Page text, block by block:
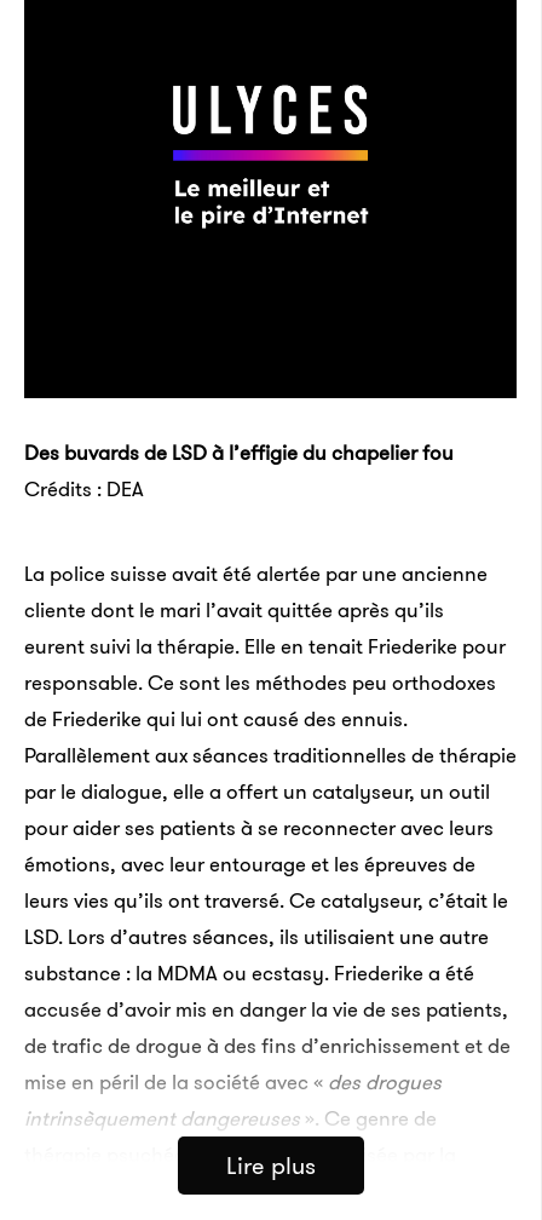
Des buvards de LSD à l’effigie du chapelier fou
Crédits : DEA
La police suisse avait été alertée par une ancienne
cliente dont le mari l’avait quittée après qu’ils
eurent suivi la thérapie. Elle en tenait Friederike pour
responsable. Ce sont les méthodes peu orthodoxes
de Friederike qui lui ont causé des ennuis.
Parallèlement aux séances traditionnelles de thérapie
par le dialogue, elle a offert un catalyseur, un outil
pour aider ses patients à se reconnecter avec leurs
émotions, avec leur entourage et les épreuves de
leurs vies qu’ils ont traversé. Ce catalyseur, c’était le
LSD. Lors d’autres séances, ils utilisaient une autre
substance : la MDMA ou ecstasy. Friederike a été
accusée d’avoir mis en danger la vie de ses patients,
de trafic de drogue à des fins d’enrichissement et de
mise en péril de la société avec « des drogues
intrinsèquement dangereuses ». Ce genre de
thérapie psychédélique est marginalisée par la
psychiatrie et la société alors que le LSD et la MDMA
Lire plus